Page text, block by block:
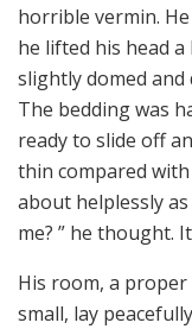
horrible vermin.
he lifted his head
slightly domed and
The bedding was
ready to slide off
thin compared
about helplessly as
me? ” he thought.
His room, a
small, lay